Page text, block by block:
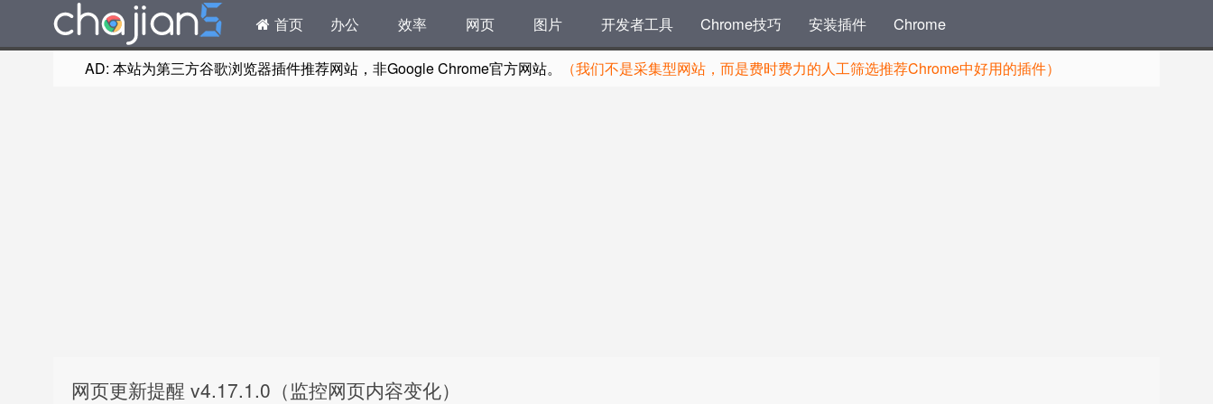
首页 办公 效率 网页 图片 开发者工具 Chrome技巧 安装插件 Chrome
AD: 本站为第三方谷歌浏览器插件推荐网站，非Google Chrome官方网站。 （我们不是采集型网站，而是费时费力的人工筛选推荐Chrome中好用的插件）
网页更新提醒 v4.17.1.0（监控网页内容变化）